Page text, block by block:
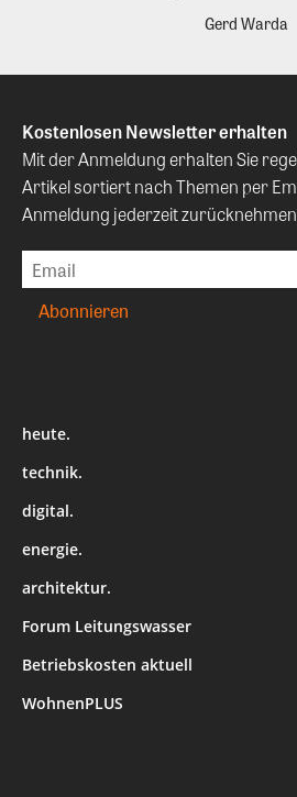
Gerd Warda
Kostenlosen Newsletter erhalten
Mit der Anmeldung erhalten Sie
Artikel sortiert nach Themen per
Anmeldung jederzeit
heute.
technik.
digital.
energie.
architektur.
Forum Leitungswasser
Betriebskosten aktuell
WohnenPLUS